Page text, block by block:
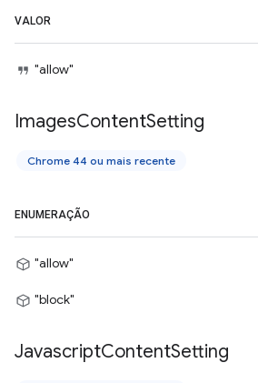
VALOR
"allow"
ImagesContentSetting
Chrome 44 ou mais recente
ENUMERAÇÃO
"allow"
"block"
JavascriptContentSetting